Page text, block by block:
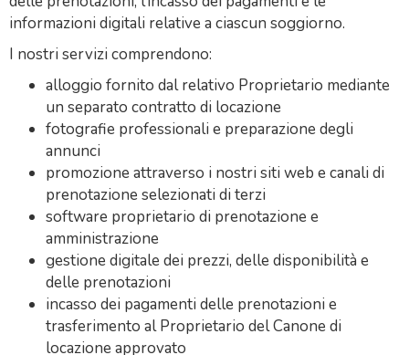
informazioni digitali relative a ciascun soggiorno.
I nostri servizi comprendono:
alloggio fornito dal relativo Proprietario mediante
un separato contratto di locazione
fotografie professionali e preparazione degli
annunci
promozione attraverso i nostri siti web e canali di
prenotazione selezionati di terzi
software proprietario di prenotazione e
amministrazione
gestione digitale dei prezzi, delle disponibilità e
delle prenotazioni
incasso dei pagamenti delle prenotazioni e
trasferimento al Proprietario del Canone di
locazione approvato